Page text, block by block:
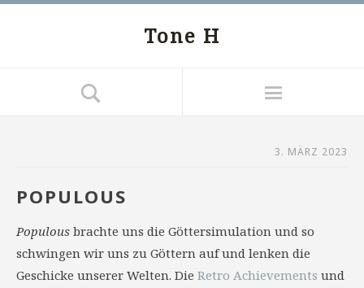
Tone H
3. MÄRZ 2023
POPULOUS
Populous brachte uns die Göttersimulation und so
schwingen wir uns zu Göttern auf und lenken die
Geschicke unserer Welten. Die Retro Achievements und